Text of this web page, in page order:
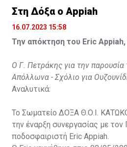
Στη Δόξα ο Appiah
16.07.2023 15:58
Την απόκτηση του Eric
Ο Γ. Πετράκης για την παρουσία
Απόλλωνα - Σχόλιο για
Αναλυτικά:
Το Σωματείο ΔΟΞΑ Θ.Ο.Ι.
την έναρξη συνεργασίας με τον
ποδοσφαιριστή Eric Appiah.